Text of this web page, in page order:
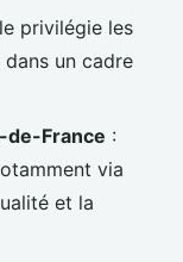
privilégie les
un cadre
de-France :
via
et la